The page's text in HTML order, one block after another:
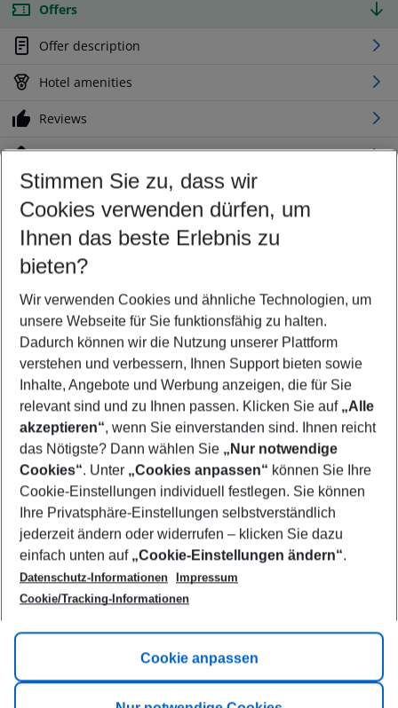
Offers
Offer description
Hotel amenities
Reviews
Location
Customize your offer
Find the perfect deal which suits your best
Your departure airport
Any airport
Select your date range
08/08/26–06/08/27 5-8 nights
Who will travel
2 adults No children
Show more filter
Footer
Footer navigation
Title A
Link A
Stimmen Sie zu, dass wir
Cookies verwenden dürfen, um
Ihnen das beste Erlebnis zu
bieten?
Wir verwenden Cookies und ähnliche Technologien, um
unsere Webseite für Sie funktionsfähig zu halten.
Dadurch können wir die Nutzung unserer Plattform
verstehen und verbessern, Ihnen Support bieten sowie
Inhalte, Angebote und Werbung anzeigen, die für Sie
relevant sind und zu Ihnen passen. Klicken Sie auf „Alle
akzeptieren“, wenn Sie einverstanden sind. Ihnen reicht
das Nötigste? Dann wählen Sie „Nur notwendige
Cookies“. Unter „Cookies anpassen“ können Sie Ihre
Cookie-Einstellungen individuell festlegen. Sie können
Ihre Privatsphäre-Einstellungen selbstverständlich
jederzeit ändern oder widerrufen – klicken Sie dazu
einfach unten auf „Cookie-Einstellungen ändern“.
Datenschutz-Informationen
Impressum
Cookie/Tracking-Informationen
Cookie anpassen